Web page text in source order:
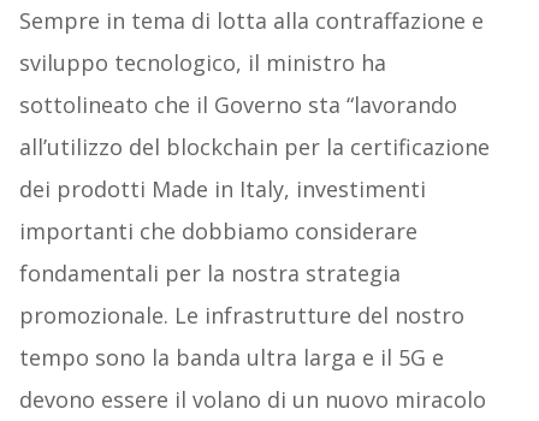
Sempre in tema di lotta alla contraffazione e
sviluppo tecnologico, il ministro ha
sottolineato che il Governo sta “lavorando
all’utilizzo del blockchain per la certificazione
dei prodotti Made in Italy, investimenti
importanti che dobbiamo considerare
fondamentali per la nostra strategia
promozionale. Le infrastrutture del nostro
tempo sono la banda ultra larga e il 5G e
devono essere il volano di un nuovo miracolo